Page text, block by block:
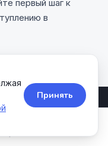
первый шаг к
в
Принять